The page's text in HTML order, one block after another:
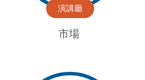
演講廳
市場